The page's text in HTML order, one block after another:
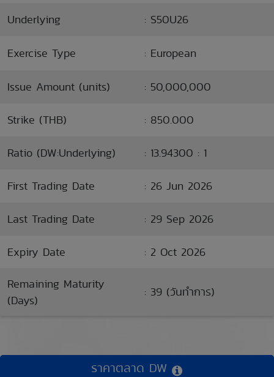
Underlying : S50U26
Exercise Type : European
Issue Amount (units) : 50,000,000
Strike (THB) : 850.000
Ratio (DW:Underlying) : 13.94300 : 1
First Trading Date : 26 Jun 2026
Last Trading Date : 29 Sep 2026
Expiry Date : 2 Oct 2026
Remaining Maturity
(Days)
: 39 (วันทำการ)
ราคาตลาด DW